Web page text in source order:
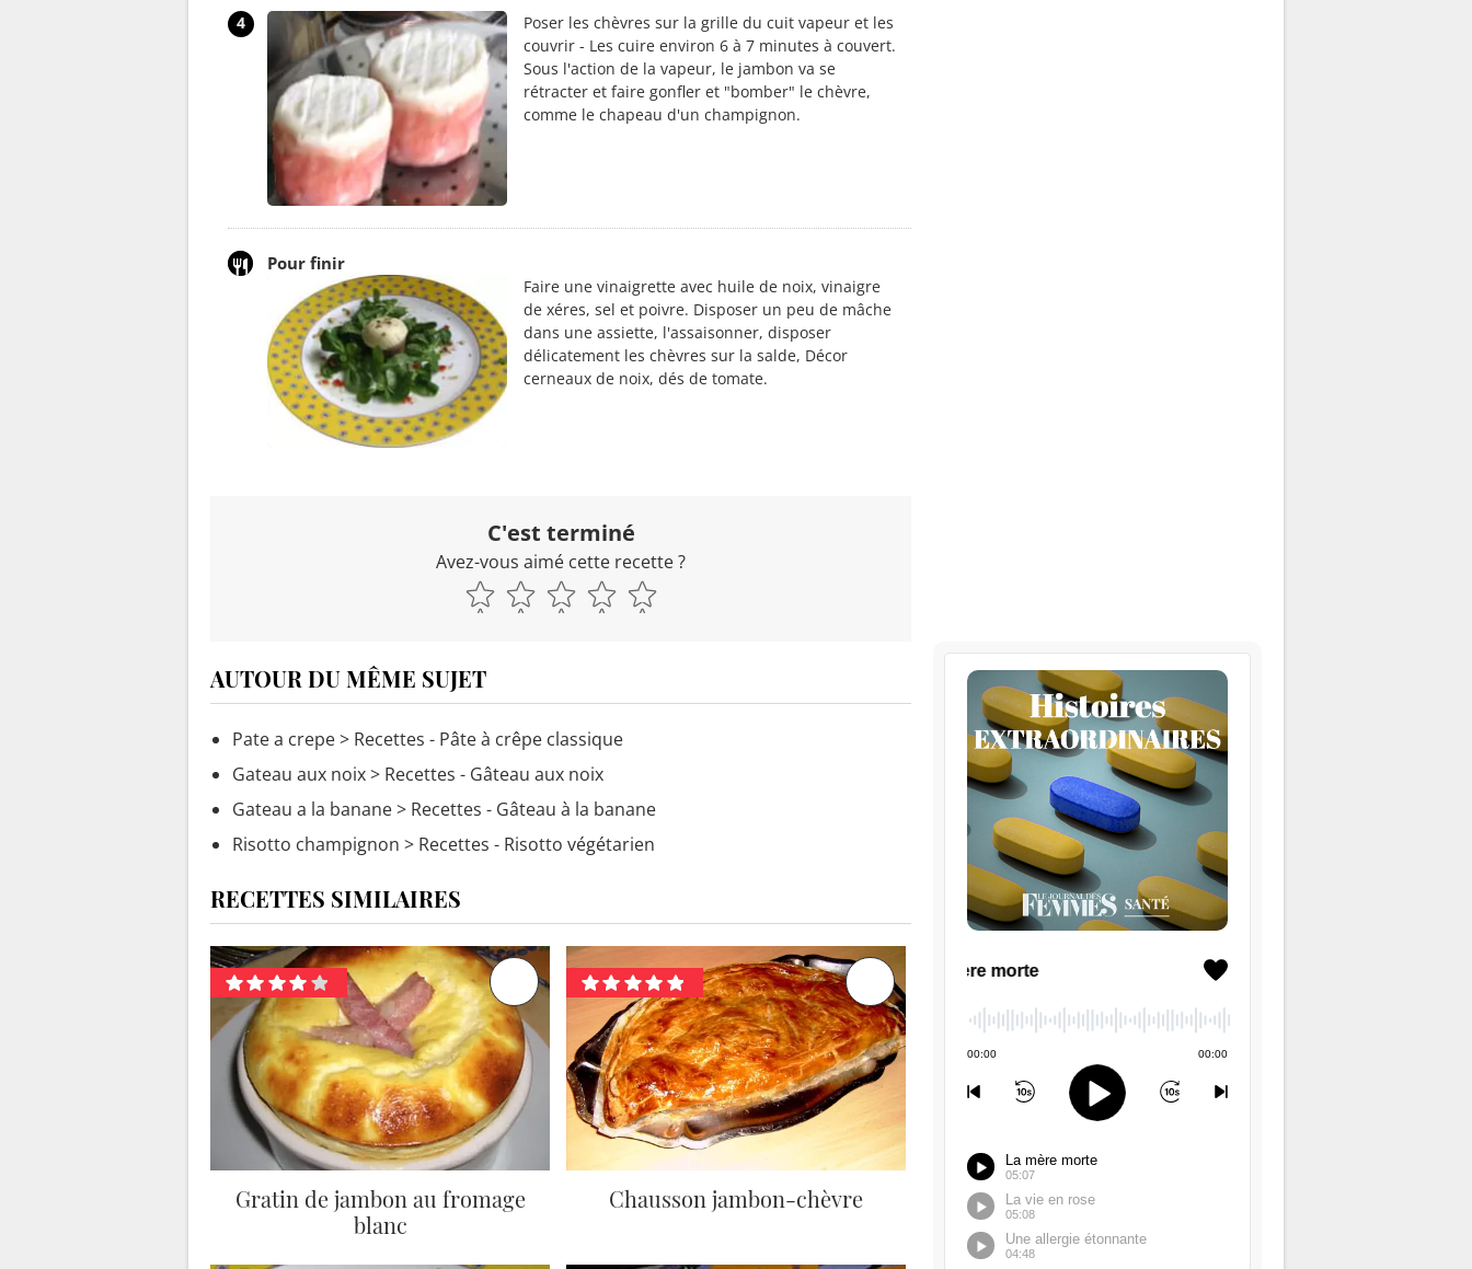
4
Poser les chèvres sur la grille du cuit vapeur et les
couvrir - Les cuire environ 6 à 7 minutes à couvert.
Sous l'action de la vapeur, le jambon va se
rétracter et faire gonfler et "bomber" le chèvre,
comme le chapeau d'un champignon.
Pour finir
Faire une vinaigrette avec huile de noix, vinaigre
de xéres, sel et poivre. Disposer un peu de mâche
dans une assiette, l'assaisonner, disposer
délicatement les chèvres sur la salde, Décor
cerneaux de noix, dés de tomate.
C'est terminé
Avez-vous aimé cette recette ?
AUTOUR DU MÊME SUJET
Pate a crepe> Recettes - Pâte à crêpe classique
Gateau aux noix> Recettes - Gâteau aux noix
Gateau a la banane> Recettes - Gâteau à la banane
Risotto champignon > Recettes - Risotto végétarien
RECETTES SIMILAIRES
Gratin de jambon au fromage
blanc
Chausson jambon-chèvre